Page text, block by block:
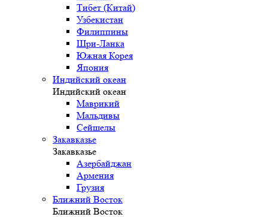
Тибет (Китай)
Узбекистан
Филиппины
Шри-Ланка
Южная Корея
Япония
Индийский океан
Индийский океан
Маврикий
Мальдивы
Сейшелы
Закавказье
Закавказье
Азербайджан
Армения
Грузия
Ближний Восток
Ближний Восток